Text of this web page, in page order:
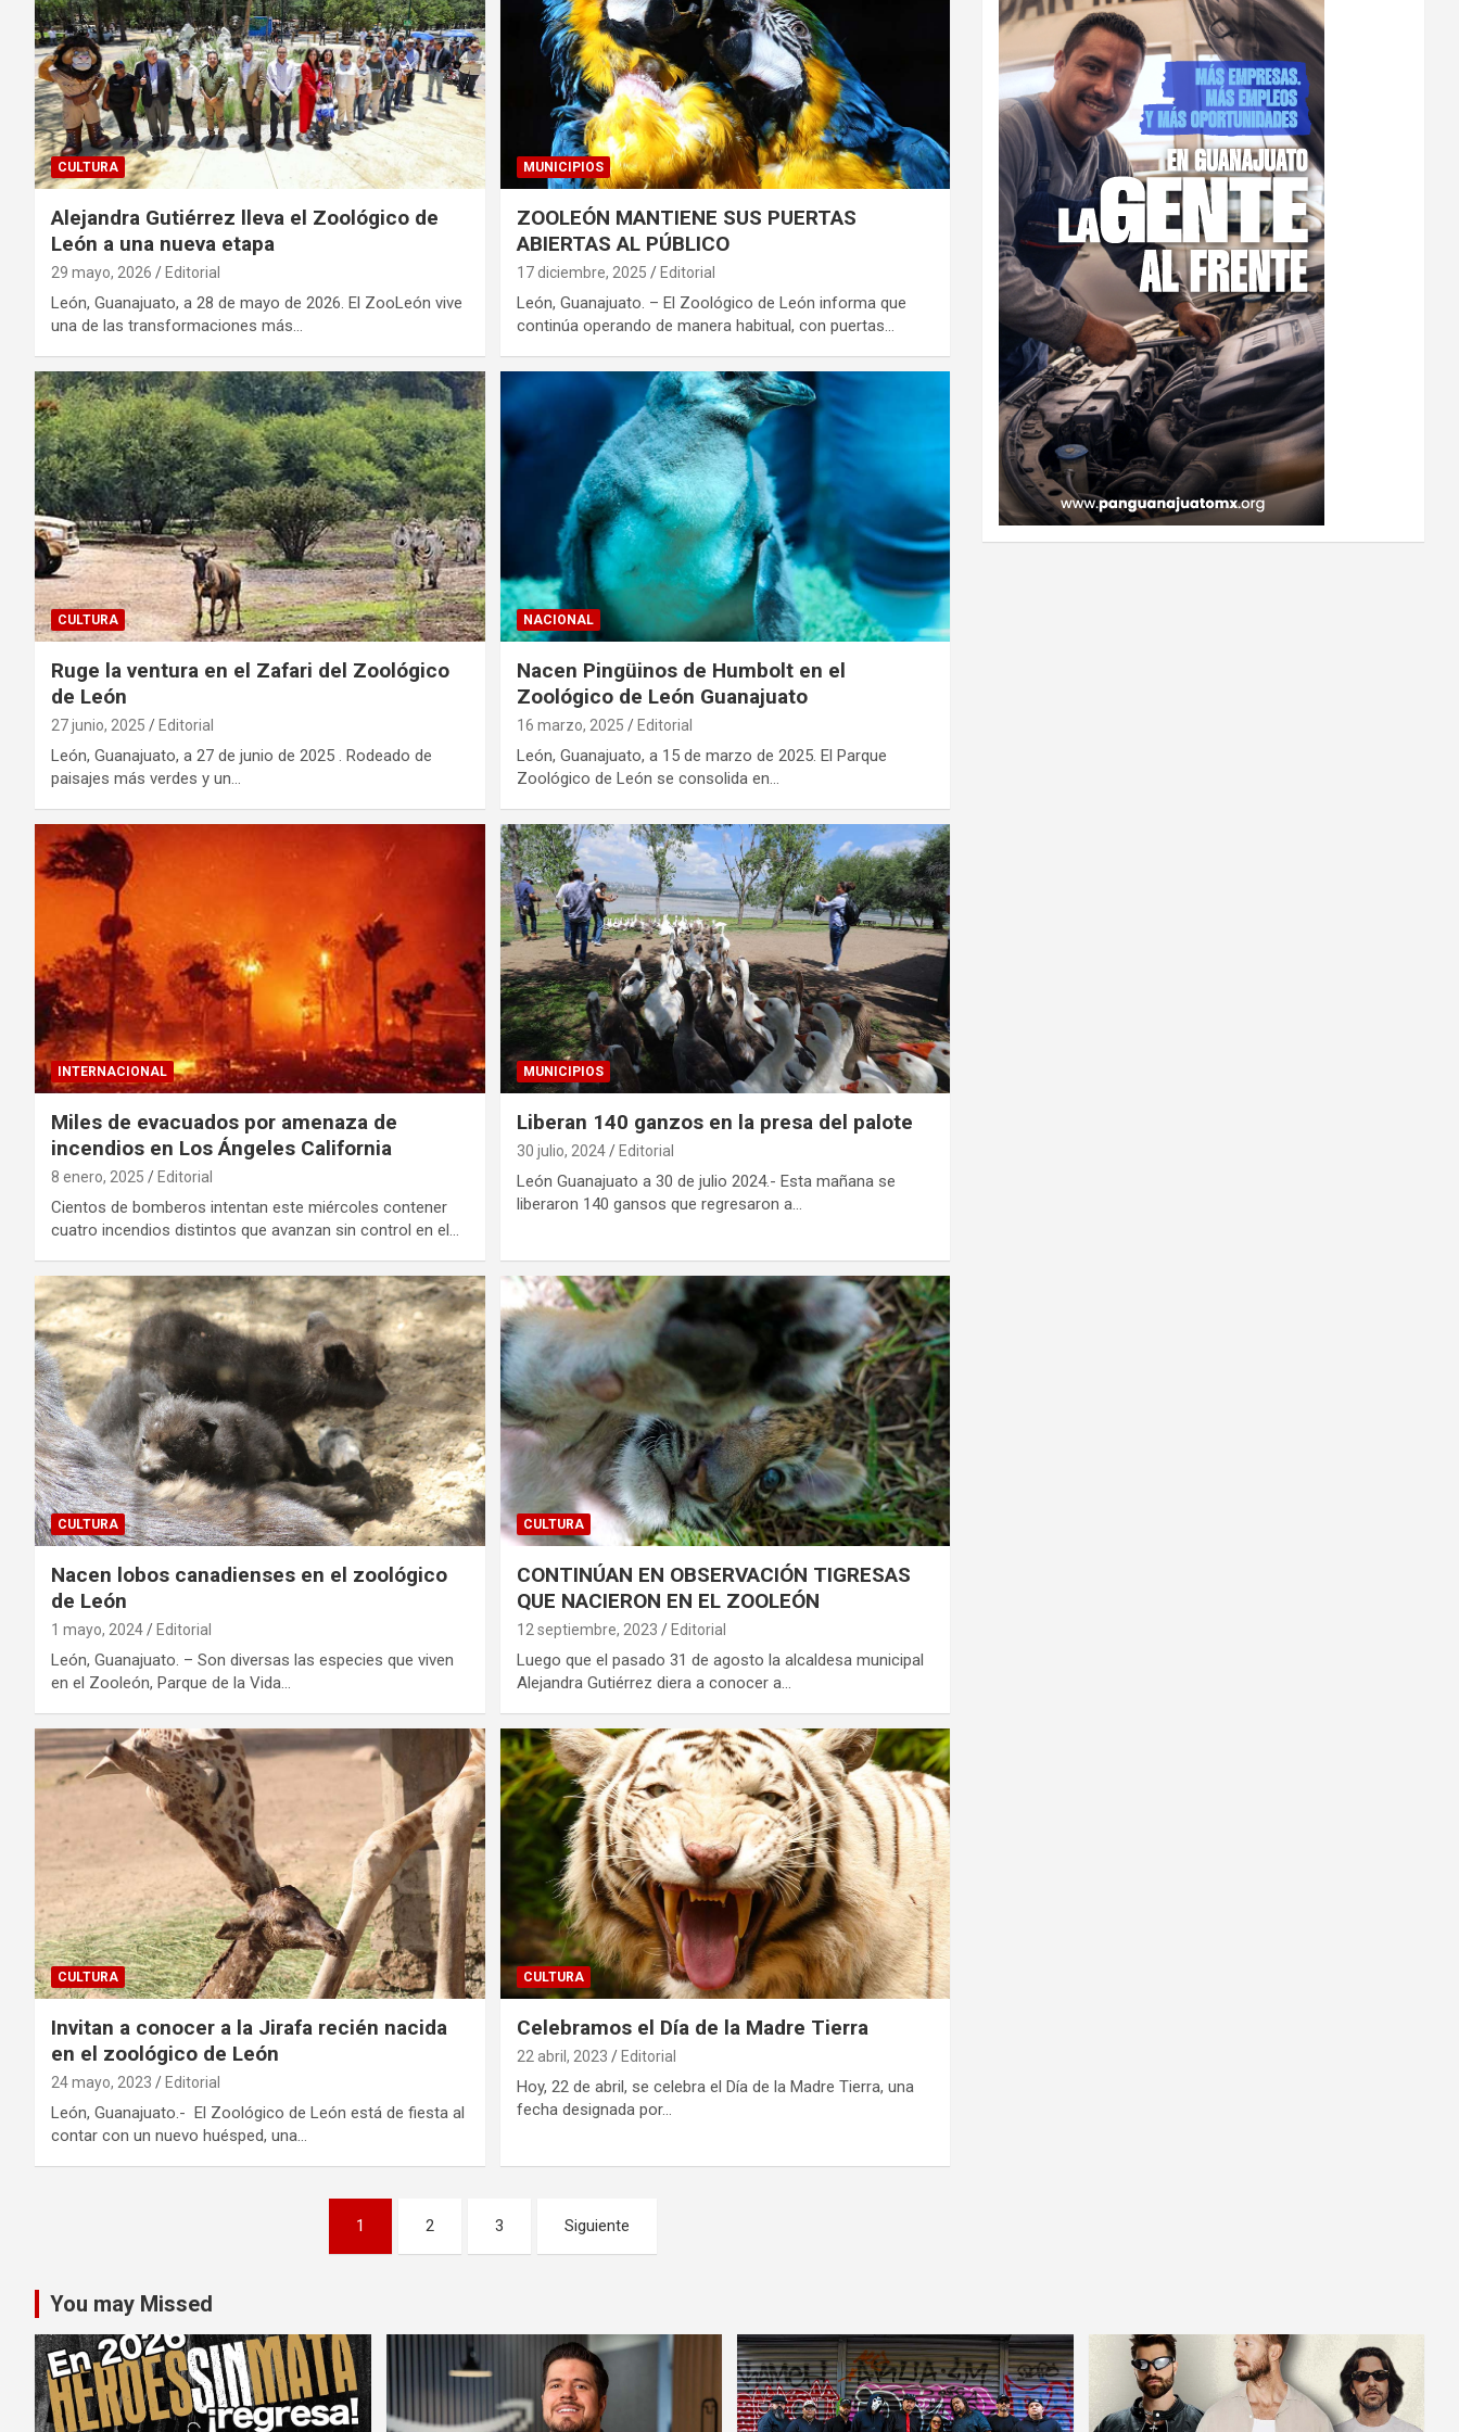
CULTURA
Alejandra Gutiérrez lleva el Zoológico de
León a una nueva etapa
29 mayo, 2026 Editorial
León, Guanajuato, a 28 de mayo de 2026. El ZooLeón vive
una de las transformaciones más…
MUNICIPIOS
ZOOLEÓN MANTIENE SUS PUERTAS
ABIERTAS AL PÚBLICO
17 diciembre, 2025 Editorial
León, Guanajuato. – El Zoológico de León informa que
continúa operando de manera habitual, con puertas…
CULTURA
Ruge la ventura en el Zafari del Zoológico
de León
27 junio, 2025 Editorial
León, Guanajuato, a 27 de junio de 2025 . Rodeado de
paisajes más verdes y un…
NACIONAL
Nacen Pingüinos de Humbolt en el
Zoológico de León Guanajuato
16 marzo, 2025 Editorial
León, Guanajuato, a 15 de marzo de 2025. El Parque
Zoológico de León se consolida en…
INTERNACIONAL
Miles de evacuados por amenaza de
incendios en Los Ángeles California
8 enero, 2025 Editorial
Cientos de bomberos intentan este miércoles contener
cuatro incendios distintos que avanzan sin control en el…
MUNICIPIOS
Liberan 140 ganzos en la presa del palote
30 julio, 2024 Editorial
León Guanajuato a 30 de julio 2024.- Esta mañana se
liberaron 140 gansos que regresaron a…
CULTURA
Nacen lobos canadienses en el zoológico
de León
1 mayo, 2024 Editorial
León, Guanajuato. – Son diversas las especies que viven
en el Zooleón, Parque de la Vida…
CULTURA
CONTINÚAN EN OBSERVACIÓN TIGRESAS
QUE NACIERON EN EL ZOOLEÓN
12 septiembre, 2023 Editorial
Luego que el pasado 31 de agosto la alcaldesa municipal
Alejandra Gutiérrez diera a conocer a…
CULTURA
Invitan a conocer a la Jirafa recién nacida
en el zoológico de León
24 mayo, 2023 Editorial
León, Guanajuato.- El Zoológico de León está de fiesta al
contar con un nuevo huésped, una…
CULTURA
Celebramos el Día de la Madre Tierra
22 abril, 2023 Editorial
Hoy, 22 de abril, se celebra el Día de la Madre Tierra, una
fecha designada por…
entradas
1 2 3 Siguiente
You may Missed